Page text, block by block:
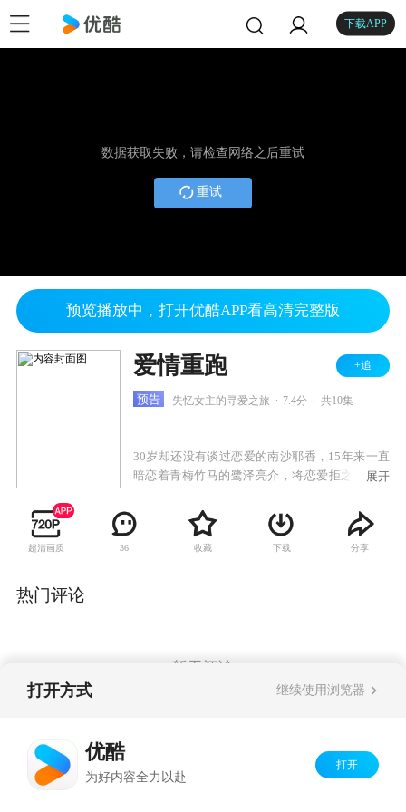
下载APP
数据获取失败，请检查网络之后重试
重试
预览播放中，打开优酷APP看高清完整版
爱情重跑 +追
预告 失忆女主的寻爱之旅 7.4分 共10集
30岁却还没有谈过恋爱的南沙耶香，15年来一直
暗恋着青梅竹马的鹭泽亮介，将恋爱拒之千里之
男人，说正在和她同居交往中，而且两个人似乎
还发生了关系，但南沙耶香似乎对这三个月的事
情没有记忆。这三个月究竟发生了什么？在找回
展开
超清画质 36 收藏 下载 分享
热门评论
暂无评论
打开方式 继续使用浏览器
优酷
为好内容全力以赴
打开